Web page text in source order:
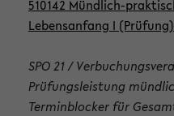
510142 Mündlich-
Lebensanfang I (Prüfung)
SPO 21 /
Prüfungsleistung
Terminblocker für